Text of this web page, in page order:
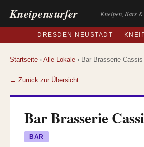
Kneipensurfer Kneipen, Bars
DRESDEN NEUSTADT —
Startseite › Alle Lokale › Bar Brasserie Cassis
← Zurück zur Übersicht
Bar Brasserie
BAR